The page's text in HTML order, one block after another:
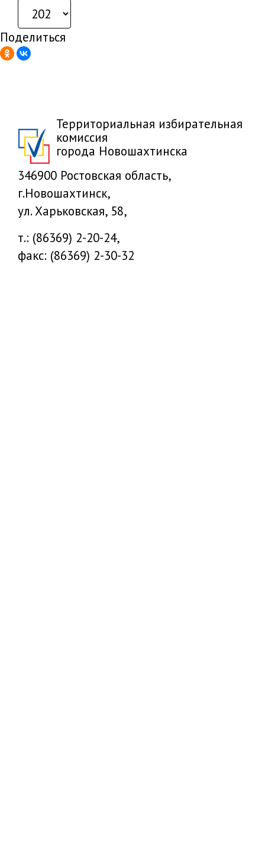
Поделиться
Территориальная избирательная
комиссия
города Новошахтинска
346900 Ростовская область,
г.Новошахтинск,
ул. Харьковская, 58,
т.: (86369) 2-20-24,
факс: (86369) 2-30-32